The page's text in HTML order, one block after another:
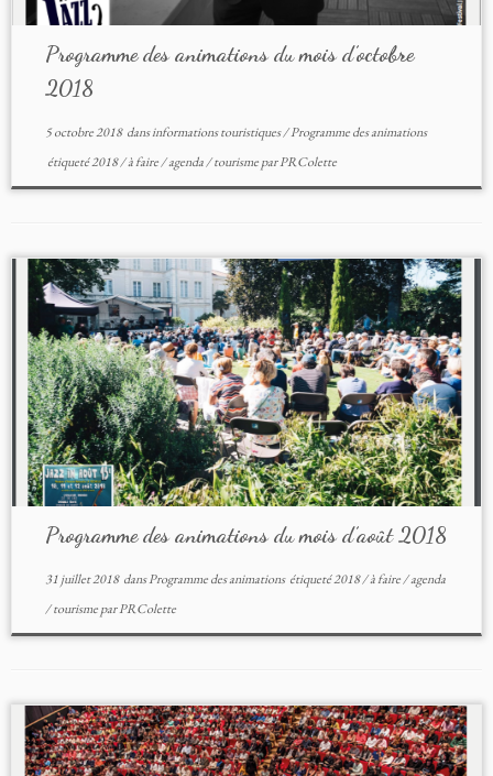
Programme des animations du mois d’octobre
2018
5 octobre 2018dansinformations touristiques/Programme des animations
étiqueté2018/à faire/agenda/tourismeparPRColette
Programme des animations du mois d’août 2018
31 juillet 2018dansProgramme des animations étiqueté2018/à faire/agenda
/tourismeparPRColette